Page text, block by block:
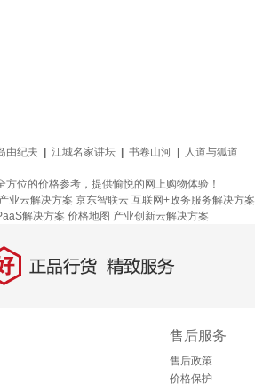
由纪夫 江城名家讲坛 书卷山河
人道与狐道
位的价格参考，提供愉悦的网上购物体验！
产业云解决方案 京东智联云 互联网+政务服务解决方案
解决方案 价格地图 产业创新云解决方案
正品行货，精致服务
售后服务
售后政策
价格保护